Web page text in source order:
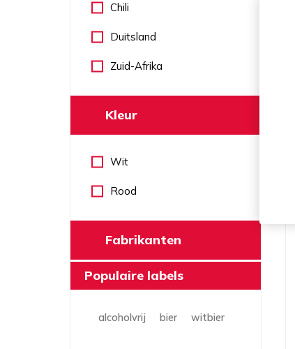
Chili
Duitsland
Zuid-Afrika
Kleur
Wit
Rood
Fabrikanten
Populaire labels
alcoholvrij bier witbier